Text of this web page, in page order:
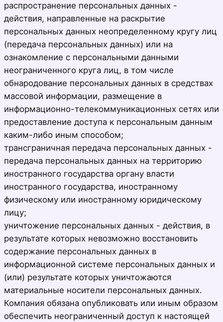
распространение персональных данных -
действия, направленные на раскрытие
персональных данных неопределенному кругу лиц
(передача персональных данных) или на
ознакомление с персональными данными
неограниченного круга лиц, в том числе
обнародование персональных данных в средствах
массовой информации, размещение в
информационно-телекоммуникационных сетях или
предоставление доступа к персональным данным
каким-либо иным способом;
трансграничная передача персональных данных -
передача персональных данных на территорию
иностранного государства органу власти
иностранного государства, иностранному
физическому или иностранному юридическому
лицу;
уничтожение персональных данных - действия, в
результате которых невозможно восстановить
содержание персональных данных в
информационной системе персональных данных и
(или) результате которых уничтожаются
материальные носители персональных данных.
Компания обязана опубликовать или иным образом
обеспечить неограниченный доступ к настоящей